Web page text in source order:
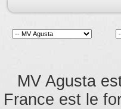
MV Agusta
France est le